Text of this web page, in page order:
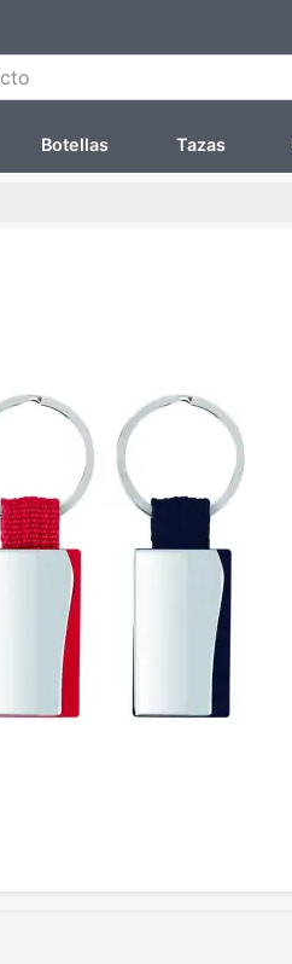
Botellas Tazas